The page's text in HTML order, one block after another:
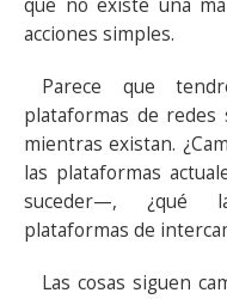
que no existe una
acciones simples.
Parece que
plataformas de redes
mientras existan.
las plataformas
suceder—, ¿qué
plataformas de
Las cosas siguen